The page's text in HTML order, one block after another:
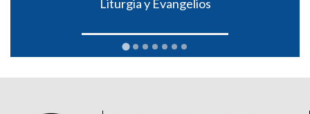
Liturgia y Evangelios